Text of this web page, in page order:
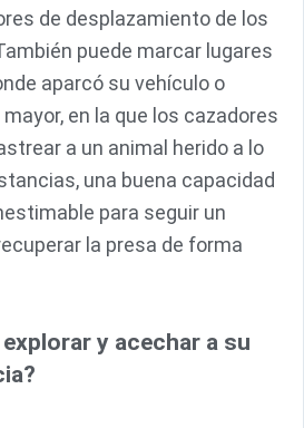
de desplazamiento de los
puede marcar lugares
aparcó su vehículo o
en la que los cazadores
a un animal herido a lo
una buena capacidad
para seguir un
la presa de forma
y acechar a su